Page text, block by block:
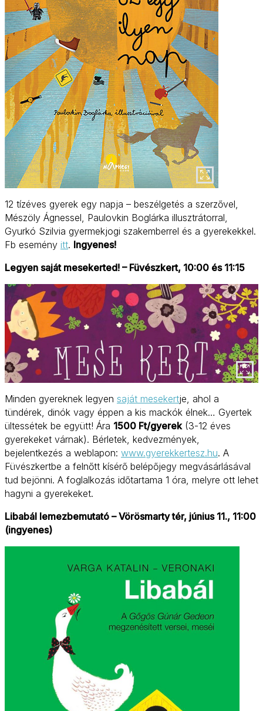
12 tízéves gyerek egy napja – beszélgetés a szerzővel,
Mészöly Ágnessel, Paulovkin Boglárka illusztrátorral,
Gyurkó Szilvia gyermekjogi szakemberrel és a gyerekekkel.
Fb esemény itt. Ingyenes!
Legyen saját mesekerted! – Füvészkert, 10:00 és 11:15
Minden gyereknek legyen saját mesekertje, ahol a
tündérek, dinók vagy éppen a kis mackók élnek… Gyertek
ültessétek be együtt! Ára 1500 Ft/gyerek(3-12 éves
gyerekeket várnak). Bérletek, kedvezmények,
bejelentkezés a weblapon: www.gyerekkertesz.hu. A
Füvészkertbe a felnőtt kísérő belépőjegy megvásárlásával
tud bejönni. A foglalkozás időtartama 1 óra, melyre ott lehet
hagyni a gyerekeket.
Libabál lemezbemutató – Vörösmarty tér, június 11., 11:00
(ingyenes)